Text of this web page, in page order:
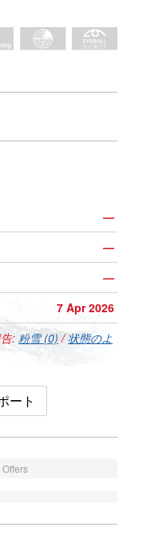
—
—
—
7 Apr 2026
: 粉雪 (0) /状態のよ
ート